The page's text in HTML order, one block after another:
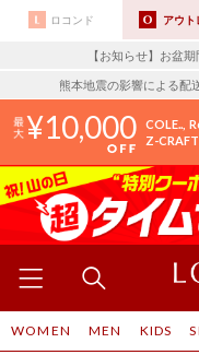
ロコンド アウト
【お知らせ】お盆
熊本地震の影響による配
10,000 COLE..
Z-CRAFT
WOMEN MEN KIDS